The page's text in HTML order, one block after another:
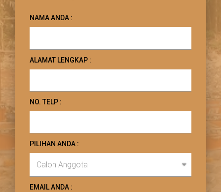
NAMA ANDA :
ALAMAT LENGKAP :
NO. TELP :
PILIHAN ANDA :
EMAIL ANDA :